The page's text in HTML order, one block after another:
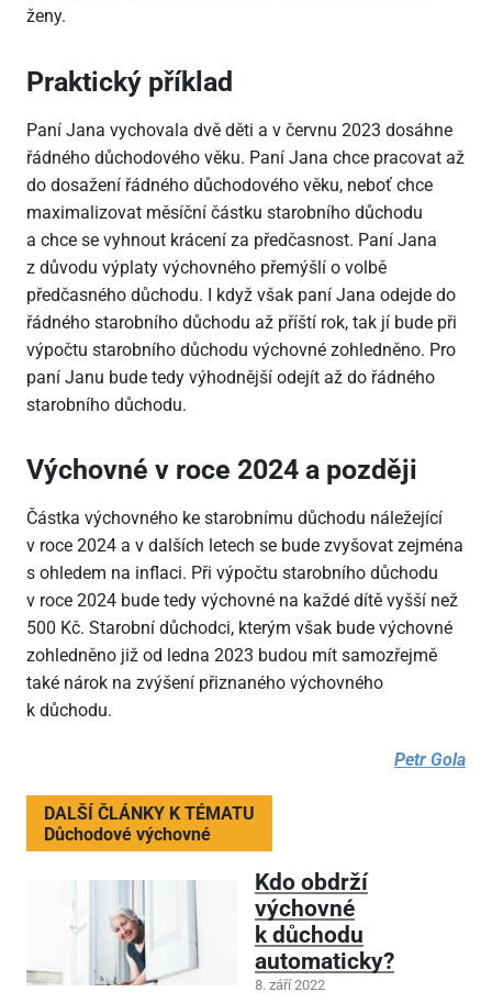
ženy.
Praktický příklad
Paní Jana vychovala dvě děti a v červnu 2023 dosáhne
řádného důchodového věku. Paní Jana chce pracovat až
do dosažení řádného důchodového věku, neboť chce
maximalizovat měsíční částku starobního důchodu
a chce se vyhnout krácení za předčasnost. Paní Jana
z důvodu výplaty výchovného přemýšlí o volbě
předčasného důchodu. I když však paní Jana odejde do
řádného starobního důchodu až příští rok, tak jí bude při
výpočtu starobního důchodu výchovné zohledněno. Pro
paní Janu bude tedy výhodnější odejít až do řádného
starobního důchodu.
Výchovné v roce 2024 a později
Částka výchovného ke starobnímu důchodu náležející
v roce 2024 a v dalších letech se bude zvyšovat zejména
s ohledem na inflaci. Při výpočtu starobního důchodu
v roce 2024 bude tedy výchovné na každé dítě vyšší než
500 Kč. Starobní důchodci, kterým však bude výchovné
zohledněno již od ledna 2023 budou mít samozřejmě
také nárok na zvýšení přiznaného výchovného
k důchodu.
Petr Gola
DALŠÍ ČLÁNKY K TÉMATU
Důchodové výchovné
Kdo obdrží
výchovné
k důchodu
automaticky?
8. září 2022